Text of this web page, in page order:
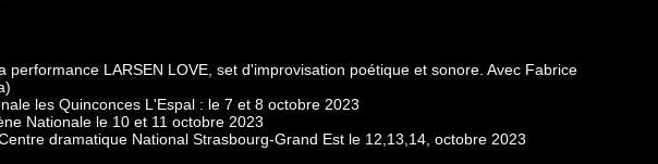
performance LARSEN LOVE, set d'improvisation poétique et sonore. Avec Fabrice
les Quinconces L'Espal : le 7 et 8 octobre 2023
Nationale le 10 et 11 octobre 2023
dramatique National Strasbourg-Grand Est le 12,13,14, octobre 2023